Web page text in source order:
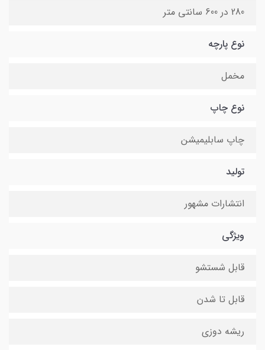
280 در 600 سانتی متر
نوع پارچه
مخمل
نوع چاپ
چاپ سابلیمیشن
تولید
انتشارات مشهور
ویژگی
قابل شستشو
قابل تا شدن
ریشه دوزی